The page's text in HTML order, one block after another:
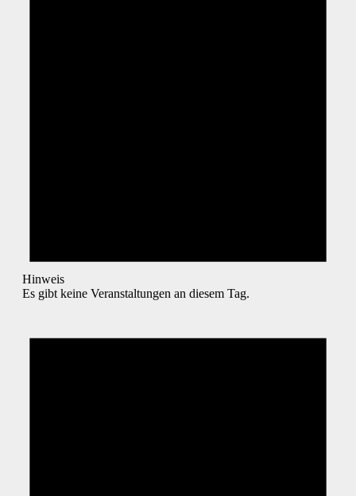
Hinweis
Es gibt keine Veranstaltungen an diesem Tag.